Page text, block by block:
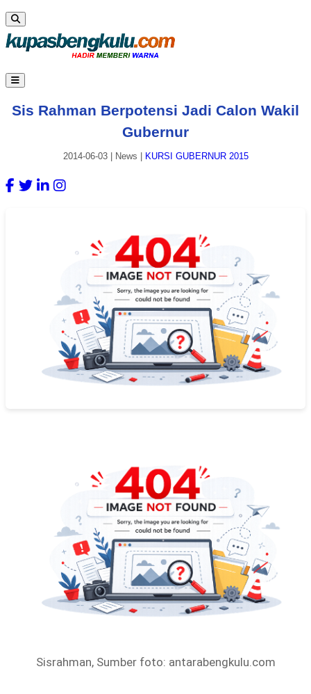
Sis Rahman Berpotensi Jadi Calon Wakil
Gubernur
2014-06-03| News KURSI GUBERNUR 2015
Sisrahman, Sumber foto: antarabengkulu.com